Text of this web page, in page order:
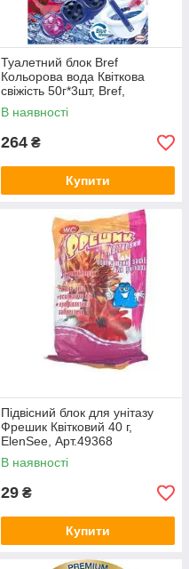
Туалетний блок Bref
Кольорова вода Квіткова
свіжість 50г*3шт, Bref,
Арт.49165
В наявності
264 ₴
Купити
Підвісний блок для унітазу
Фрешик Квітковий 40 г,
ElenSee, Арт.49368
В наявності
29 ₴
Купити